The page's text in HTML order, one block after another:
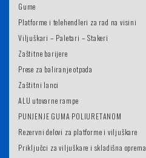
Gume
Platforme i telehendleri za rad na visini
Viljuškari – Paletari – Stakeri
Zaštitne barijere
Prese za baliranje otpada
Zaštitni lanci
ALU utovarne rampe
PUNJENJE GUMA POLIURETANOM
Rezervni delovi za platforme i viljuškare
Priključci za viljuškare i skladišna oprema